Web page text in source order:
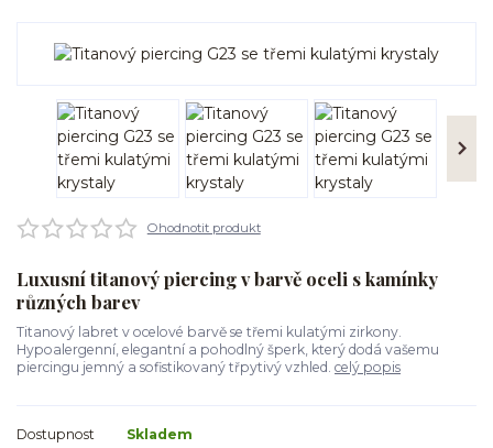
Ohodnotit produkt
Luxusní titanový piercing v barvě oceli s kamínky
různých barev
Titanový labret v ocelové barvě se třemi kulatými zirkony.
Hypoalergenní, elegantní a pohodlný šperk, který dodá vašemu
piercingu jemný a sofistikovaný třpytivý vzhled. celý popis
Dostupnost
Skladem